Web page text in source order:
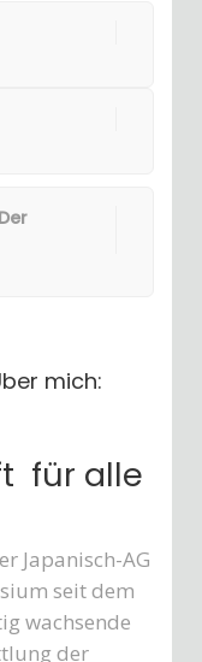
mich:
für alle
Japanisch-AG
seit dem
wachsende
der